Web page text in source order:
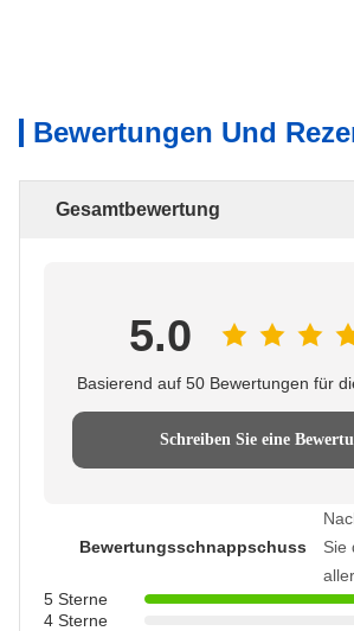
Bewertungen Und
Gesamtbewertung
5.0
Basierend auf 50 Bewertungen für
Schreiben Sie eine
Bewertungsschnappschuss
Sie
5 Sterne
4 Sterne